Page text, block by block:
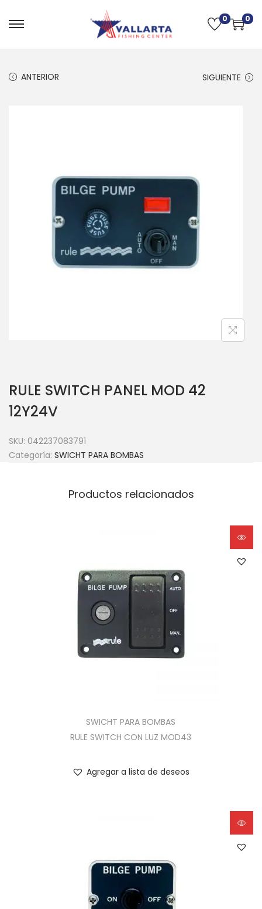
0 0
ANTERIOR SIGUIENTE
RULE SWITCH PANEL MOD 42
12Y24V
SKU: 042237083791
Categoría: SWICHT PARA BOMBAS
Productos relacionados
SWICHT PARA BOMBAS
RULE SWITCH CON LUZ MOD43
Agregar a lista de deseos